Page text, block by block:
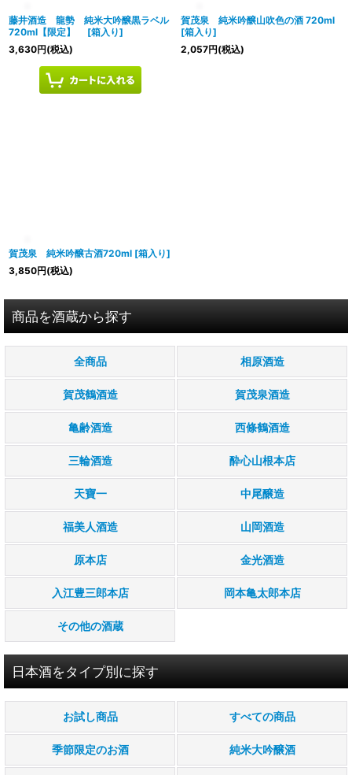
藤井酒造 龍勢 純米大吟醸黒ラベル
720ml【限定】
[箱入り]
3,630円(税込)
賀茂泉 純米吟醸山吹色の酒 720ml
[箱入り]
2,057円(税込)
賀茂泉 純米吟醸古酒720ml [箱入り]
3,850円(税込)
商品を酒蔵から探す
全商品 相原酒造
賀茂鶴酒造 賀茂泉酒造
亀齢酒造 西條鶴酒造
三輪酒造 酔心山根本店
天寶一 中尾醸造
福美人酒造 山岡酒造
原本店 金光酒造
入江豊三郎本店 岡本亀太郎本店
その他の酒蔵
日本酒をタイプ別に探す
お試し商品 すべての商品
季節限定のお酒 純米大吟醸酒